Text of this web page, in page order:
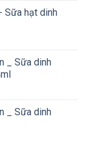
từSữa hạt dinh
VND
_ Sữa dinh
_ Sữa dinh